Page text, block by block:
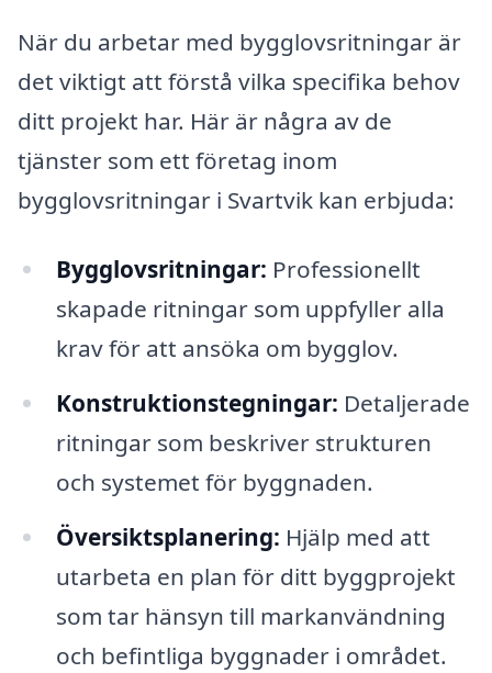
När du arbetar med bygglovsritningar är
det viktigt att förstå vilka specifika behov
ditt projekt har. Här är några av de
tjänster som ett företag inom
bygglovsritningar i Svartvik kan erbjuda:
Bygglovsritningar: Professionellt
skapade ritningar som uppfyller alla
krav för att ansöka om bygglov.
Konstruktionstegningar: Detaljerade
ritningar som beskriver strukturen
och systemet för byggnaden.
Översiktsplanering: Hjälp med att
utarbeta en plan för ditt byggprojekt
som tar hänsyn till markanvändning
och befintliga byggnader i området.